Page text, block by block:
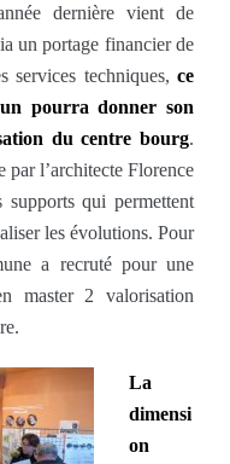
dernière vient de
un portage financier de
services techniques, ce
pourra donner son
du centre bourg.
par l’architecte Florence
supports qui permettent
les évolutions. Pour
a recruté pour une
master 2 valorisation
La
dimensi
on